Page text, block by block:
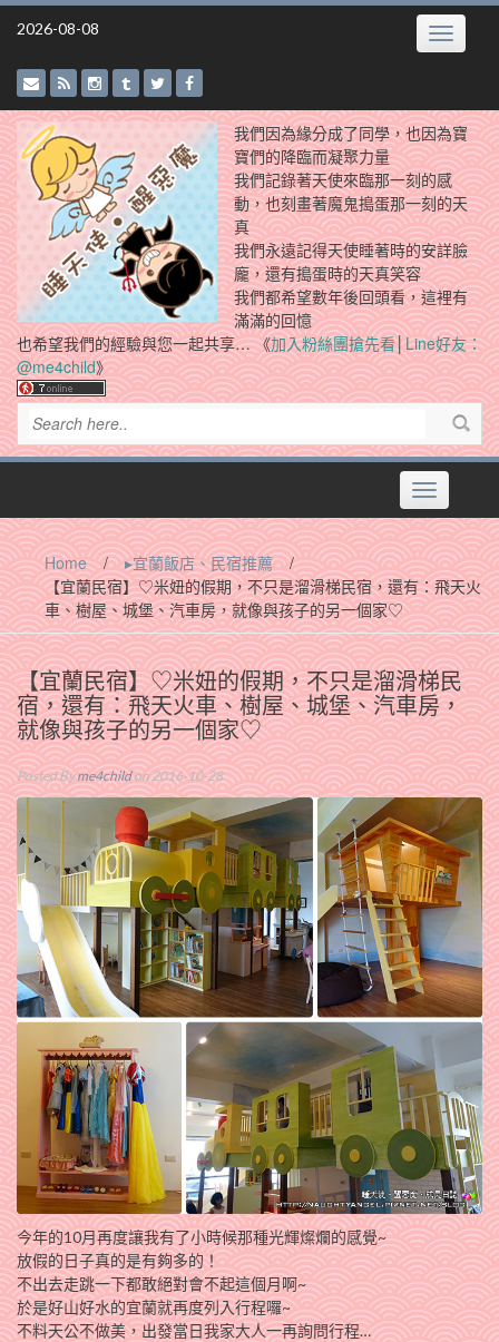
Skip
2026-08-08 Toggle
我們因為緣分成了同學，也因為寶
寶們的降臨而凝聚力量
我們記錄著天使來臨那一刻的感
動，也刻畫著魔鬼搗蛋那一刻的天
真
我們永遠記得天使睡著時的安詳臉
龐，還有搗蛋時的天真笑容
我們都希望數年後回頭看，這裡有
滿滿的回憶
也希望我們的經驗與您一起共享… 《加入粉絲團搶先看│Line好友：
@me4child》
Toggle
navigation
Home / ▸宜蘭飯店、民宿推薦
/
【宜蘭民宿】♡米妞的假期，不只是溜滑梯民宿，還有：飛天火
車、樹屋、城堡、汽車房，就像與孩子的另一個家♡
【宜蘭民宿】♡米妞的假期，不只是溜滑梯民
宿，還有：飛天火車、樹屋、城堡、汽車房，
就像與孩子的另一個家♡
Posted Byme4childon 2016-10-28
今年的10月再度讓我有了小時候那種光輝燦爛的感覺~
放假的日子真的是有夠多的！
不出去走跳一下都敢絕對會不起這個月啊~
於是好山好水的宜蘭就再度列入行程囉~
不料天公不做美，出發當日我家大人一再詢問行程…